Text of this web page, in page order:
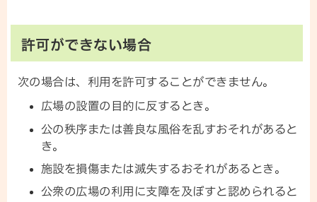
許可ができない場合
次の場合は、利用を許可することができません。
広場の設置の目的に反するとき。
公の秩序または善良な風俗を乱すおそれがあると
き。
施設を損傷または滅失するおそれがあるとき。
公衆の広場の利用に支障を及ぼすと認められると